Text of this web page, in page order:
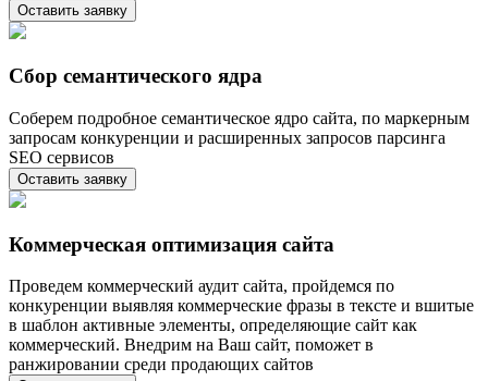
Оставить заявку
Сбор семантического ядра
Соберем подробное семантическое ядро сайта, по маркерным
запросам конкуренции и расширенных запросов парсинга
SEO сервисов
Оставить заявку
Коммерческая оптимизация сайта
Проведем коммерческий аудит сайта, пройдемся по
конкуренции выявляя коммерческие фразы в тексте и вшитые
в шаблон активные элементы, определяющие сайт как
коммерческий. Внедрим на Ваш сайт, поможет в
ранжировании среди продающих сайтов